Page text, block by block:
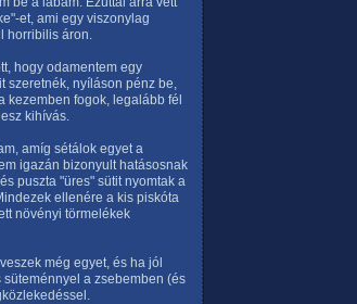
et, ami egy viszonylag
horribilis áron.
hogy odamentem egy
szeretnék, nyíláson pénz be,
kezemben fogok, legalább fél
kihívás.
amíg sétálok egyet a
igazán bizonyult hatásosnak
puszta "üres" sütit nyomtak a
ellenére a kis piskóta
növényi törmelékek
még egyet, és ha jól
a zsebemben (és